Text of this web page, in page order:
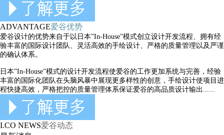
ADVANTAGE爱谷优势
爱谷设计的优势来自于以日本”In-House”模式创立设计开发流程、拥有经
验丰富的国际设计团队、灵活高效的手绘设计、严格的质量管理以及严谨
的确认体系。
日本”In-House”模式的设计开发流程使爱谷的工作更加系统与完善，经验
丰富的国际化团队在头脑风暴中展现更多样性的创意，手绘设计使项目进
程快捷高效，严格把控的质量管理体系保证爱谷的高品质设计输出......
I.CO NEWS爱谷动态